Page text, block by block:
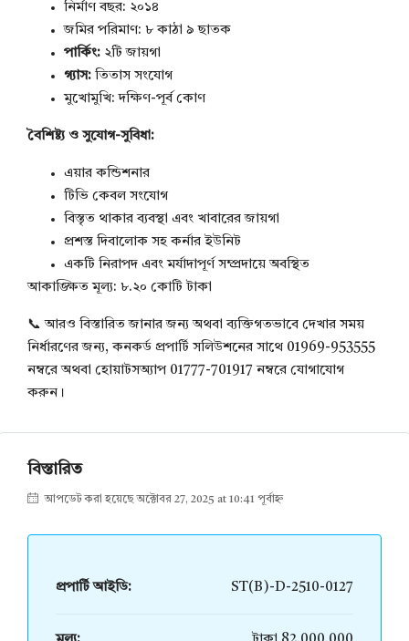
নির্মাণ বছর: ২০১৪
জমির পরিমাণ: ৮ কাঠা ৯ ছাতক
পার্কিং: ২টি জায়গা
গ্যাস: তিতাস সংযোগ
মুখোমুখি: দক্ষিণ-পূর্ব কোণ
বৈশিষ্ট্য ও সুযোগ-সুবিধা:
এয়ার কন্ডিশনার
টিভি কেবল সংযোগ
বিস্তৃত থাকার ব্যবস্থা এবং খাবারের জায়গা
প্রশস্ত দিবালোক সহ কর্নার ইউনিট
একটি নিরাপদ এবং মর্যাদাপূর্ণ সম্প্রদায়ে অবস্থিত
আকাঙ্ক্ষিত মূল্য: ৮.২০ কোটি টাকা
📞 আরও বিস্তারিত জানার জন্য অথবা ব্যক্তিগতভাবে দেখার সময়
নির্ধারণের জন্য, কনকর্ড প্রপার্টি সলিউশনের সাথে 01969-953555
নম্বরে অথবা হোয়াটসঅ্যাপ 01777-701917 নম্বরে যোগাযোগ
করুন।
বিস্তারিত
আপডেট করা হয়েছে অক্টোবর 27, 2025 at 10:41 পূর্বাহ্ন
প্রপার্টি আইডি: ST(B)-D-2510-0127